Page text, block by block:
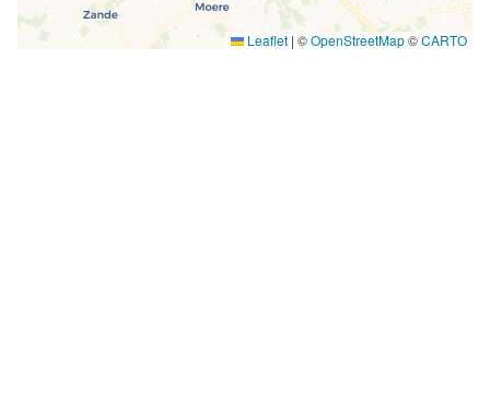
Leaflet | ©OpenStreetMap©CARTO